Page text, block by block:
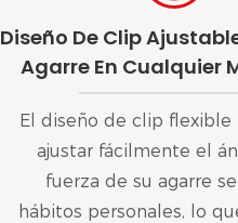
Diseño De Clip
Agarre En Cualquier
El diseño de clip
ajustar fácilmente el
fuerza de su agarre
hábitos personales, lo